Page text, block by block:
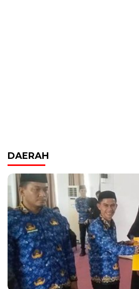
DAERAH